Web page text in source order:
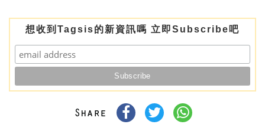
想收到Tagsis的新資訊嗎 立即Subscribe吧